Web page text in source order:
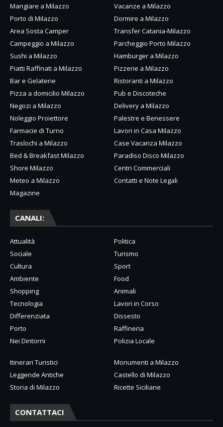
Mangiare a Milazzo
Vacanze a Milazzo
Porto di Milazzo
Dormire a Milazzo
Area Sosta Camper
Transfer Catania-Milazzo
Campeggio a Milazzo
Parcheggio Porto Milazzo
Sushi a Milazzo
Hamburger a Milazzo
Piatti Raffinati a Milazzo
Pizzerie a Milazzo
Bar e Gelaterie
Ristoranti a Milazzo
Pizza a domicilio Milazzo
Pub e Discoteche
Negozi a Milazzo
Delivery a Milazzo
Noleggio Proiettore
Palestre e Benessere
Farmacie di Turno
Lavori in Casa Milazzo
Traslochi a Milazzo
Case Vacanza Milazzo
Bed & Breakfast Milazzo
Paradiso Disco Milazzo
Shore Milazzo
Centri Commerciali
Meteo a Milazzo
Contatti e Note Legali
Magazine
CANALI:
Attualità
Politica
Sociale
Turismo
Cultura
Sport
Ambiente
Food
Shopping
Animali
Tecnologia
Lavori in Corso
Differenziata
Dissesto
Porto
Raffineria
Nei Dintorni
Polizia Locale
Itinerari Turistici
Monumenti a Milazzo
Leggende Antiche
Castello di Milazzo
Storia di Milazzo
Ricette Siciliane
CONTATTACI